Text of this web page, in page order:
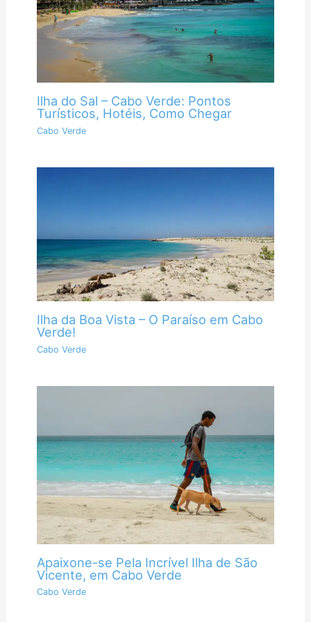
Ilha do Sal – Cabo Verde: Pontos
Turísticos, Hotéis, Como Chegar
Cabo Verde
Ilha da Boa Vista – O Paraíso em Cabo
Verde!
Cabo Verde
Apaixone-se Pela Incrível Ilha de São
Vicente, em Cabo Verde
Cabo Verde